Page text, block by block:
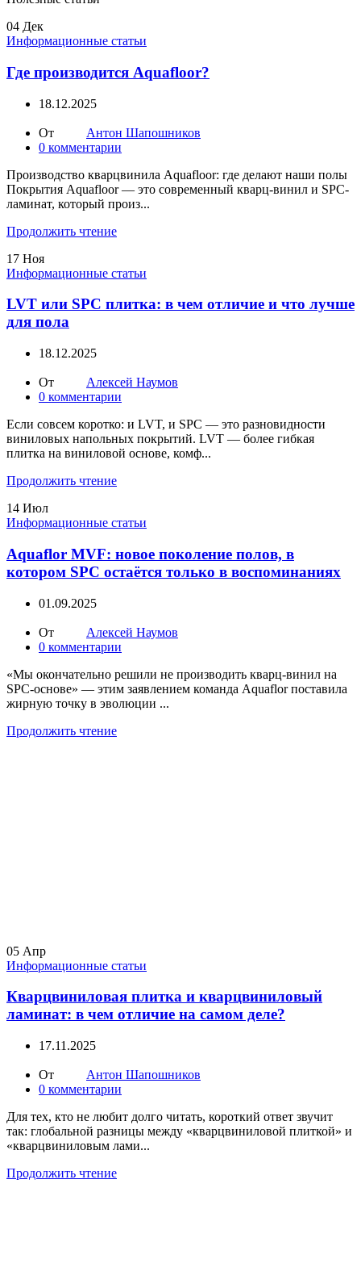
04 Дек
Информационные статьи
Где производится Aquafloor?
18.12.2025
От
Антон Шапошников
0 комментарии
Производство кварцвинила Aquafloor: где делают наши полы
Покрытия Aquafloor — это современный кварц-винил и SPC-
ламинат, который произ...
Продолжить чтение
17 Ноя
Информационные статьи
LVT или SPC плитка: в чем отличие и что лучше
для пола
18.12.2025
От
Алексей Наумов
0 комментарии
Если совсем коротко: и LVT, и SPC — это разновидности
виниловых напольных покрытий. LVT — более гибкая
плитка на виниловой основе, комф...
Продолжить чтение
14 Июл
Информационные статьи
Aquaflor MVF: новое поколение полов, в
котором SPC остаётся только в воспоминаниях
01.09.2025
От
Алексей Наумов
0 комментарии
«Мы окончательно решили не производить кварц-винил на
SPC-основе» — этим заявлением команда Aquaflor поставила
жирную точку в эволюции ...
Продолжить чтение
05 Апр
Информационные статьи
Кварцвиниловая плитка и кварцвиниловый
ламинат: в чем отличие на самом деле?
17.11.2025
От
Антон Шапошников
0 комментарии
Для тех, кто не любит долго читать, короткий ответ звучит
так: глобальной разницы между «кварцвиниловой плиткой» и
«кварцвиниловым лами...
Продолжить чтение